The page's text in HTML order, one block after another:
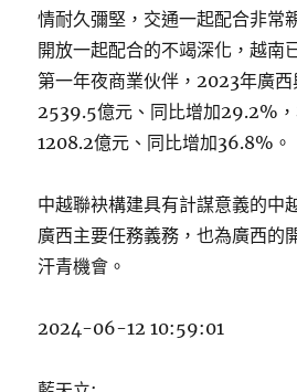
情耐久彌堅，交通一起配合非常
開放一起配合的不竭深化，越南
第一年夜商業伙伴，2023年廣
2539.5億元、同比增加29.2%
1208.2億元、同比增加36.8%。
中越聯袂構建具有計謀意義的中
廣西主要任務義務，也為廣西的
汗青機會。
2024-06-12 10:59:01